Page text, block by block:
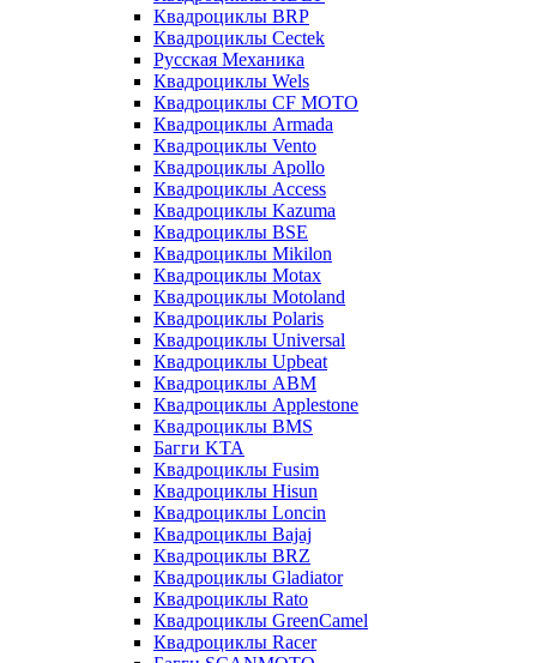
Квадроциклы BRP
Квадроциклы Cectek
Русская Механика
Квадроциклы Wels
Квадроциклы CF MOTO
Квадроциклы Armada
Квадроциклы Vento
Квадроциклы Apollo
Квадроциклы Access
Квадроциклы Kazuma
Квадроциклы BSE
Квадроциклы Mikilon
Квадроциклы Motax
Квадроциклы Motoland
Квадроциклы Polaris
Квадроциклы Universal
Квадроциклы Upbeat
Квадроциклы ABM
Квадроциклы Applestone
Квадроциклы BMS
Багги KTA
Квадроциклы Fusim
Квадроциклы Hisun
Квадроциклы Loncin
Квадроциклы Bajaj
Квадроциклы BRZ
Квадроциклы Gladiator
Квадроциклы Rato
Квадроциклы GreenCamel
Квадроциклы Racer